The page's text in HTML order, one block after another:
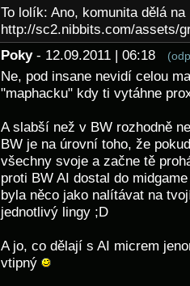
To lolík: Ano, komunita dělá
http://sc2.nibbits.com/assets/
Poky - 12.09.2011 | 06:18
Ne, pod insane nevidí celou
"maphacku" kdy ti vytáhne
A slabší než v BW rozhodně
BW je na úrovní toho, že
všechny svoje a začne tě
proti BW AI dostal do
byla něco jako nalítávat na
jednotlivý lingy ;D
A jo, co dělají s AI micrem
vtipný